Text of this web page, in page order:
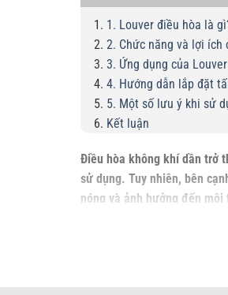
1. Louver điều hòa là
2. Chức năng và lợi ích
3. Ứng dụng của
4. Hướng dẫn lắp đặt
5. Một số lưu ý khi sử
Kết luận
Điều hòa không khí dần trở
sử dụng. Tuy nhiên, bên
nóng và ảnh hưởng đến môi